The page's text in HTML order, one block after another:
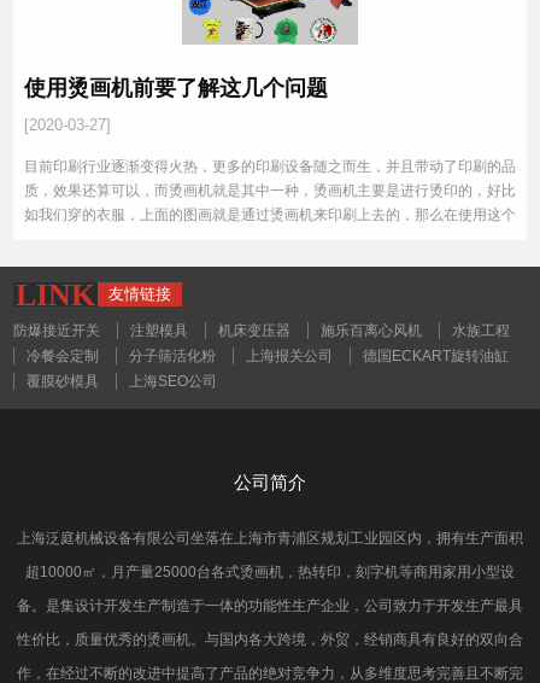
使用烫画机前要了解这几个问题
[2020-03-27]
目前印刷行业逐渐变得火热，更多的印刷设备随之而生，并且带动了印刷的品
质，效果还算可以，而烫画机就是其中一种，烫画机主要是进行烫印的，好比
如我们穿的衣服，上面的图画就是通过烫画机来印刷上去的，那么在使用这个
LINK 友情链接
防爆接近开关 注塑模具 机床变压器 施乐百离心风机
水族工程
冷餐会定制
分子筛活化粉 上海报关公司
德国ECKART旋转油缸
覆膜砂模具
上海SEO公司
公司简介
上海泛庭机械设备有限公司坐落在上海市青浦区规划工业园区内，拥有生产面积
超10000㎡，月产量25000台各式烫画机，热转印，刻字机等商用家用小型设
备。是集设计开发生产制造于一体的功能性生产企业，公司致力于开发生产最具
性价比，质量优秀的烫画机。与国内各大跨境，外贸，经销商具有良好的双向合
作，在经过不断的改进中提高了产品的绝对竞争力，从多维度思考完善且不断完